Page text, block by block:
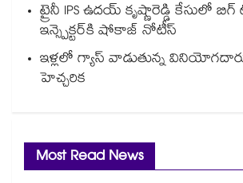
ట్రైనీ IPS ఉదయ్ కృష్ణారెడ్డి కేసులో బిగ్
ఇన్స్పెక్టర్‎కి షోకాజ్ నోటీస్
ఇళ్లలో గ్యాస్ వాడుతున్న
హెచ్చరిక
Most Read News